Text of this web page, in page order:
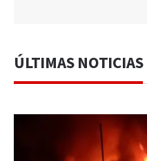
ÚLTIMAS NOTICIAS